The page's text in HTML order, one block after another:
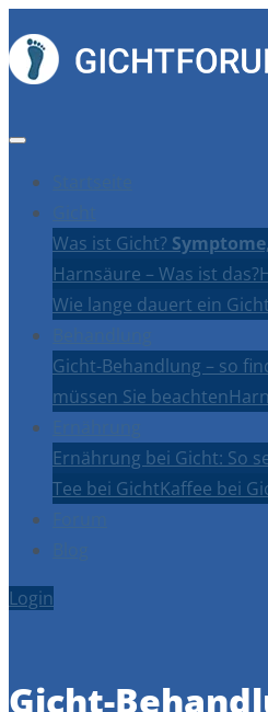
Was ist Gicht?
Harnsäure – Was ist das?
Wie lange dauert ein
Gicht-Behandlung – so
müssen Sie beachten
Ernährung bei Gicht: So
Tee bei GichtKaffee bei
Login
Gicht-